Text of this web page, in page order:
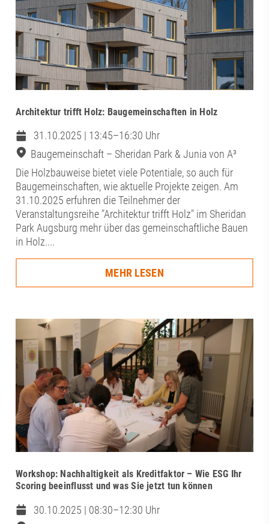
Architektur trifft Holz: Baugemeinschaften in Holz
31.10.2025 | 13:45–16:30 Uhr
Baugemeinschaft – Sheridan Park & Junia von A³
Die Holzbauweise bietet viele Potentiale, so auch für
Baugemeinschaften, wie aktuelle Projekte zeigen. Am
31.10.2025 erfuhren die Teilnehmer der
Veranstaltungsreihe "Architektur trifft Holz" im Sheridan
Park Augsburg mehr über das gemeinschaftliche Bauen
in Holz....
MEHR LESEN
Workshop: Nachhaltigkeit als Kreditfaktor – Wie ESG Ihr
Scoring beeinflusst und was Sie jetzt tun können
30.10.2025 | 08:30–12:30 Uhr